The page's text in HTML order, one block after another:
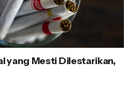
yang Mesti Dilestarikan,